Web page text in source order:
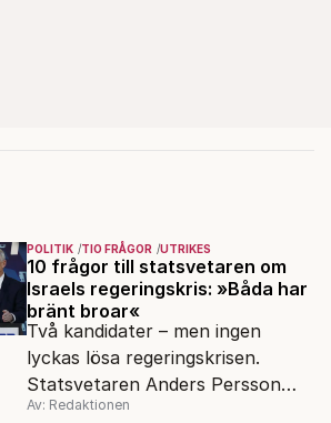
POLITIK TIO FRÅGOR UTRIKES
10 frågor till statsvetaren om
Israels regeringskris: »Båda har
bränt broar«
Två kandidater – men ingen
lyckas lösa regeringskrisen.
Statsvetaren Anders Persson
förklarar varför det är ett
Av: Redaktionen